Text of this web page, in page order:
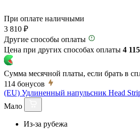
При оплате наличными
3 810 ₽
Другие способы оплаты
Цена при других способах оплаты 4
Сумма месячной платы, если брать в
114 бонусов
(EU) Удлиненный напульсник Head
Мало
Из-за рубежа